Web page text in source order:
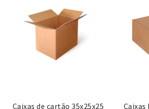
Caixas de cartão 35x25x25 Caixas